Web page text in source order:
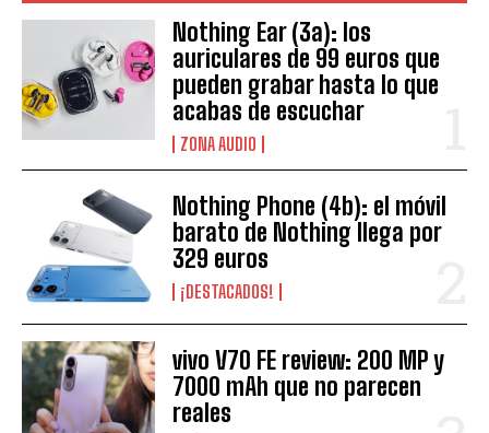
Nothing Ear (3a): los
auriculares de 99 euros que
pueden grabar hasta lo que
acabas de escuchar
ZONA AUDIO
Nothing Phone (4b): el móvil
barato de Nothing llega por
329 euros
¡DESTACADOS!
vivo V70 FE review: 200 MP y
7000 mAh que no parecen
reales